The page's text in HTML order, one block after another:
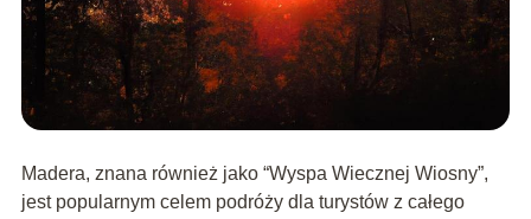
Madera, znana również jako “Wyspa Wiecznej Wiosny”,
jest popularnym celem podróży dla turystów z całego